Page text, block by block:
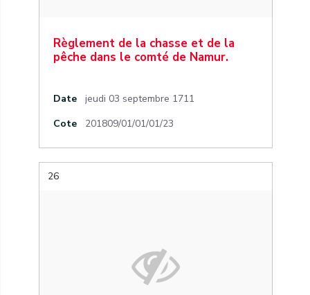
Règlement de la chasse et de la
pêche dans le comté de Namur.
Date
jeudi 03 septembre 1711
Cote
201809/01/01/01/23
26